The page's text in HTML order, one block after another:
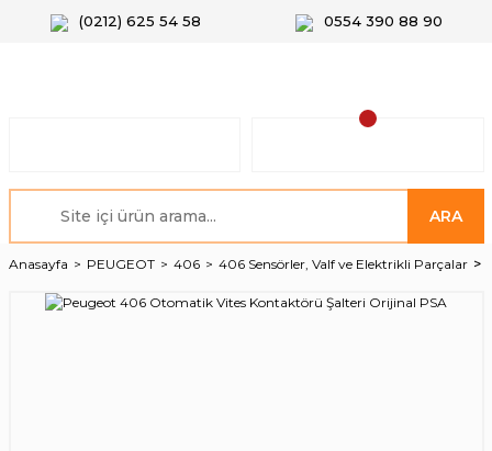
(0212) 625 54 58 0554 390 88 90
ARA
Anasayfa PEUGEOT 406 406 Sensörler, Valf ve Elektrikli Parçalar